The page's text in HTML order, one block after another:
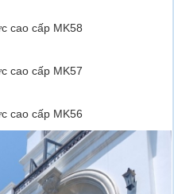
cao cấp MK58
cao cấp MK57
cao cấp MK56